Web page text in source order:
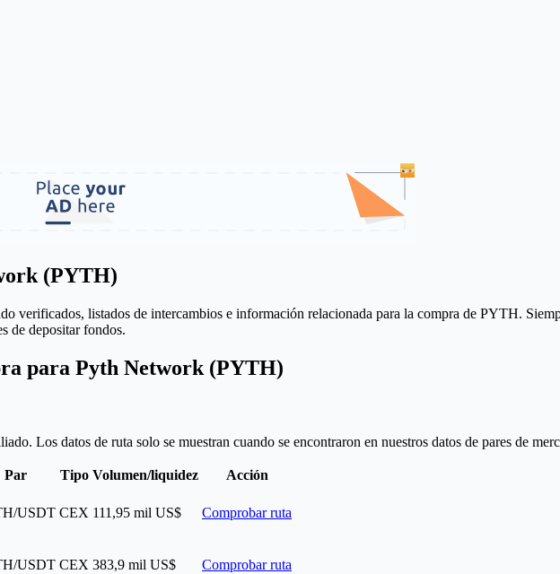
(PYTH)
verificados, listados de intercambios e información relacionada para la compra de PYTH.
de depositar fondos.
para Pyth Network (PYTH)
Los datos de ruta solo se muestran cuando se encontraron en nuestros datos de pares de
Par Tipo Volumen/liquidez Acción
USDT CEX 111,95 mil US$ Comprobar ruta
USDT CEX 383,9 mil US$ Comprobar ruta